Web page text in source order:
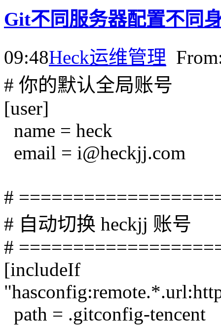
Git不同服务器配置不同
09:48Heck运维管理
# 你的默认全局账号
[user]
name = heck
email = i@heckjj.com
#
# 自动切换 heckjj 账号
#
[includeIf
path = .gitconfig-tencent